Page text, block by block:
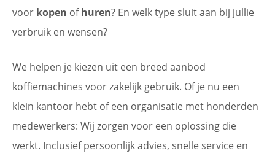
voor kopen ofhuren? En welk type sluit aan bij jullie
verbruik en wensen?
We helpen je kiezen uit een breed aanbod
koffiemachines voor zakelijk gebruik. Of je nu een
klein kantoor hebt of een organisatie met honderden
medewerkers: Wij zorgen voor een oplossing die
werkt. Inclusief persoonlijk advies, snelle service en